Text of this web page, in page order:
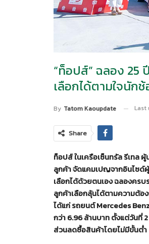
“ท็อปส์” ฉลอง 25
เลือกได้ตามใจนัก
By Tatom Kaoupdate Last
Share
ท็อปส์ ในเครือเซ็นทรัล รีเทลผู้
ลูกค้า จัดแคมเปญจากอินไซด์
เลือกได้ด้วยตนเองฉลองครบ
ลูกค้าเลือกลุ้นได้ตามความต้อ
ได้แก่ รถยนต์Mercedes
กว่า6.96ล้านบาทตั้งแต่วันที่2
ส่วนลดซื้อสินค้าโดยไม่มีขั้นต่ำ